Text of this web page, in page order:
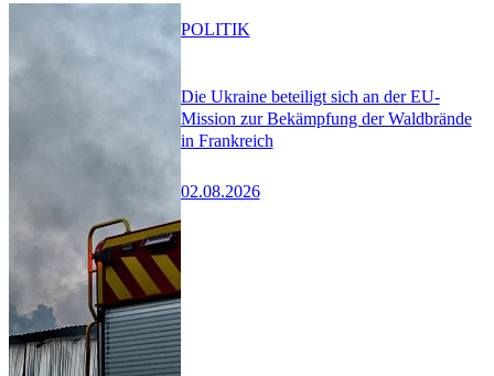
Die Ukraine beteiligt sich an der EU-
Mission zur Bekämpfung der Waldbrände
in Frankreich
02.08.2026
POLITIK